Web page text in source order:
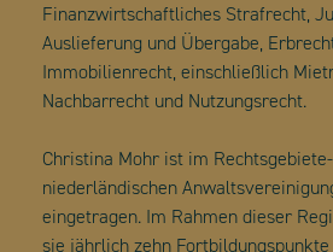
Finanzwirtschaftliches Strafrecht,
Auslieferung und Übergabe,
Immobilienrecht, einschließlich
Nachbarrecht und Nutzungsrecht.
Christina Mohr ist im
niederländischen
eingetragen. Im Rahmen dieser
sie jährlich zehn